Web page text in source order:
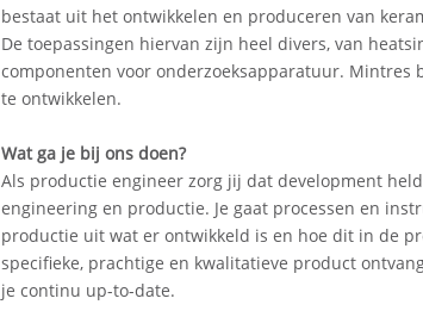
bestaat uit het ontwikkelen en produceren van
De toepassingen hiervan zijn heel divers, van
componenten voor onderzoeksapparatuur.
te ontwikkelen.
Wat ga je bij ons doen?
Als productie engineer zorg jij dat development
engineering en productie. Je gaat processen en
productie uit wat er ontwikkeld is en hoe dit in de
specifieke, prachtige en kwalitatieve product
je continu up-to-date.